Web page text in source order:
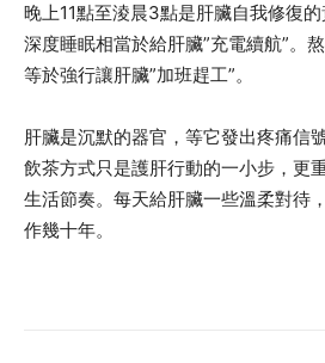
晚上11點至淩晨3點是肝臟自我修復
深度睡眠相當於給肝臟”充電續航”。
等於強行讓肝臟”加班趕工”。
肝臟是沉默的器官，等它發出疼痛信
飲茶方式只是護肝行動的一小步，更
生活節奏。每天給肝臟一些溫柔對待
作幾十年。